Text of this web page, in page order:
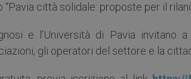
città solidale: proposte per il
e l’Università di Pavia invitano
gli operatori del settore e la